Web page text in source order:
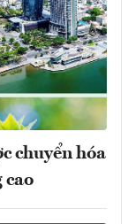
chuyển hóa
cao